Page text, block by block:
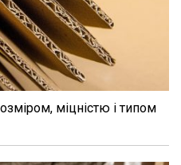
міцністю і типом